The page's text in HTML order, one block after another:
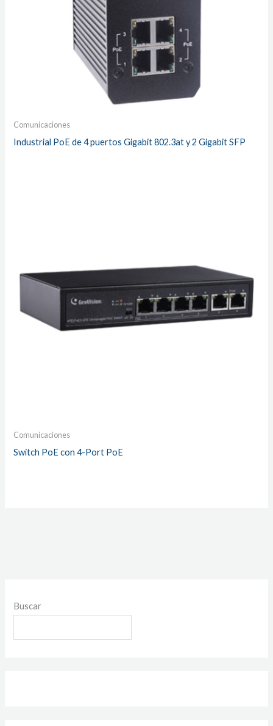
Buscar
Comunicaciones
Industrial PoE de 4 puertos Gigabit 802.3at y 2 Gigabit SFP
Comunicaciones
Switch PoE con 4-Port PoE